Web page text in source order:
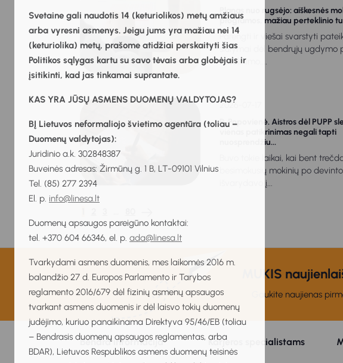
Svetaine gali naudotis 14 (keturiolikos) metų amžiaus
arba vyresni asmenys. Jeigu jums yra mažiau nei 14
(keturiolika) metų, prašome atidžiai perskaityti šias
Politikos sąlygas kartu su savo tėvais arba globėjais ir
įsitikinti, kad jas tinkamai suprantate.
KAS YRA JŪSŲ ASMENS DUOMENŲ VALDYTOJAS?
BĮ Lietuvos neformaliojo švietimo agentūra (toliau –
Duomenų valdytojas):
Juridinio a.k. 302848387
Buveinės adresas: Žirmūnų g. 1 B, LT-09101 Vilnius
Tel. (85) 277 2394
El. p. info@linesa.lt
Duomenų apsaugos pareigūno kontaktai:
tel. +370 604 66346, el. p. ada@linesa.lt
Tvarkydami asmens duomenis, mes laikomės 2016 m.
balandžio 27 d. Europos Parlamento ir Tarybos
reglamento 2016/679 dėl fizinių asmenų apsaugos
tvarkant asmens duomenis ir dėl laisvo tokių duomenų
judėjimo, kuriuo panaikinama Direktyva 95/46/EB (toliau
– Bendrasis duomenų apsaugos reglamentas, arba
BDAR), Lietuvos Respublikos asmens duomenų teisinės
Planas nuo rugsėjo: aiškesnės
programos, mažiau perteklinio
Parengti ir viešai svarstyti
siūlymai dėl bendrųjų ugdymo
tobulinimo,...
2026-07-17
R. Popovienė. Aistros dėl PUPP
vienas patikrinimas negali tapti
nuosprendžiu...
Buvo tokie laikai, kai bent
besimokusių mokinių po
išvarydavo į...
MUKIS
Gaukite naujienas
Bendra informacija Karjeros specialistams